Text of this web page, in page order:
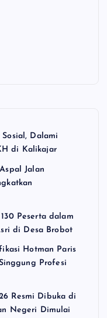
Dalami
di Kalikajar
Jalan
Peserta dalam
di Desa Brobot
Hotman Paris
Profesi
Resmi Dibuka di
Negeri Dimulai